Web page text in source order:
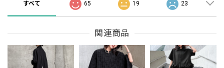
すべて 65 19 23
関連商品